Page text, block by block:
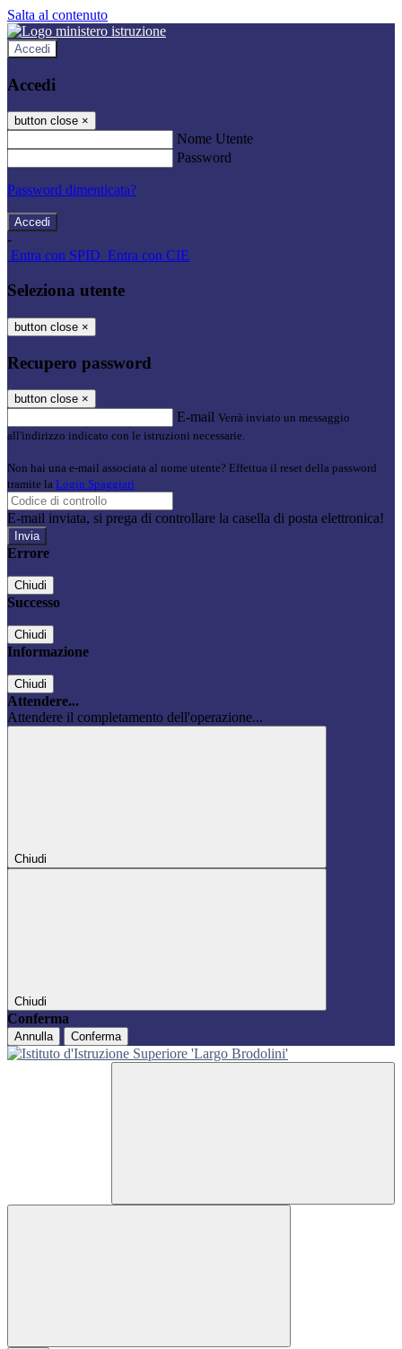
Salta al contenuto
Accedi
Accedi
button close ×
Nome Utente
Password
Password dimenticata?
-
Entra con SPID Entra con CIE
Seleziona utente
button close ×
Recupero password
button close ×
E-mail Verrà inviato un messaggio
all'indirizzo indicato con le istruzioni necessarie.
Non hai una e-mail associata al nome utente? Effettua il reset della password
tramite la Login Spaggiari
E-mail inviata, si prega di controllare la casella di posta elettronica!
Errore
Chiudi
Successo
Chiudi
Informazione
Chiudi
Attendere...
Attendere il completamento dell'operazione...
Chiudi
Chiudi
Conferma
Annulla Conferma